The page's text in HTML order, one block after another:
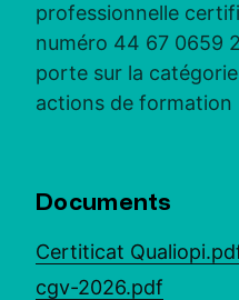
professionnelle
numéro 44 67 0659
porte sur la
actions de formation
Documents
Certiticat
cgv-2026.pdf